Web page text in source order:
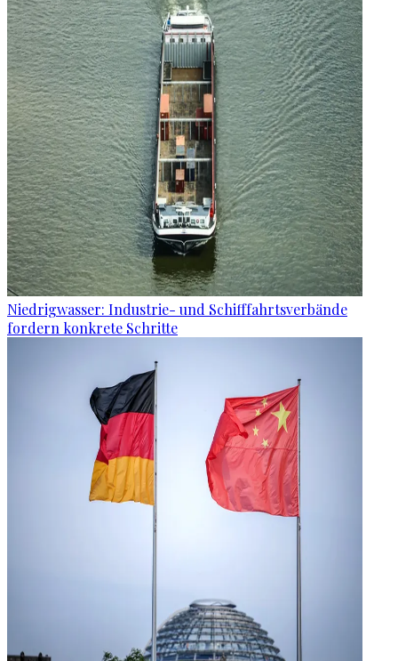
Niedrigwasser: Industrie- und Schifffahrtsverbände
fordern konkrete Schritte